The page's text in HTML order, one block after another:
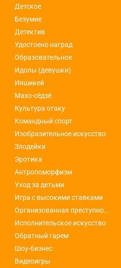
Детское
Безумие
Детектив
Удостоено наград
Образовательное
Идолы (девушки)
Ияшикей
Махо-сёдзё
Культура отаку
Командный спорт
Изобразительное искусство
Злодейки
Эротика
Антропоморфизм
Уход за детьми
Игра с высокими ставками
Организованная преступность
Исполнительское искусство
Обратный гарем
Шоу-бизнес
Видеоигры